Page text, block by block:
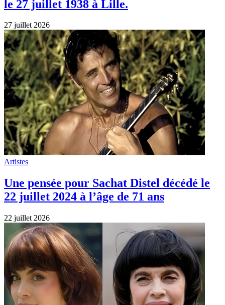
22 juillet 2026
Artistes
Mireille Mathieu, née le 22 juillet 1946
est la reine du “hack” linguistique !
22 juillet 2026